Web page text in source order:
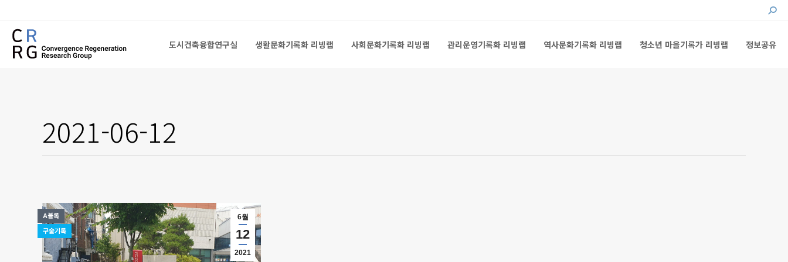
도시건축융합연구실 생활문화기록화 리빙랩 사회문화기록화 리빙랩 관리운영기록화 리빙랩 역사문화기록화 리빙랩 청소년 마을기록가 리빙랩 정보공유
2021-06-12
6월
12
2021
A블록
구술기록
정보공유